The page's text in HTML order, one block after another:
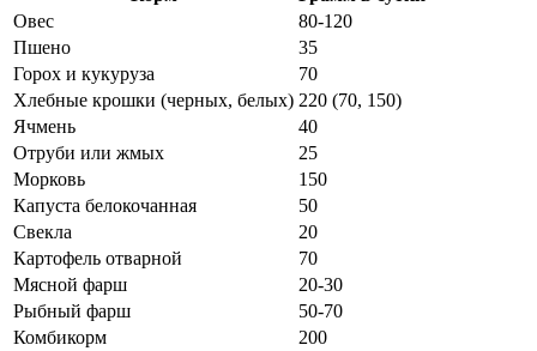
Овес
80-120
Пшено
35
Горох и кукуруза
70
Хлебные крошки (черных, белых) 220 (70, 150)
Ячмень
40
Отруби или жмых
25
Морковь
150
Капуста белокочанная
50
Свекла
20
Картофель отварной
70
Мясной фарш
20-30
Рыбный фарш
50-70
Комбикорм
200